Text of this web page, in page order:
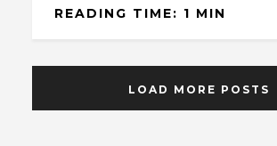
READING TIME: 1 MIN
LOAD MORE POSTS